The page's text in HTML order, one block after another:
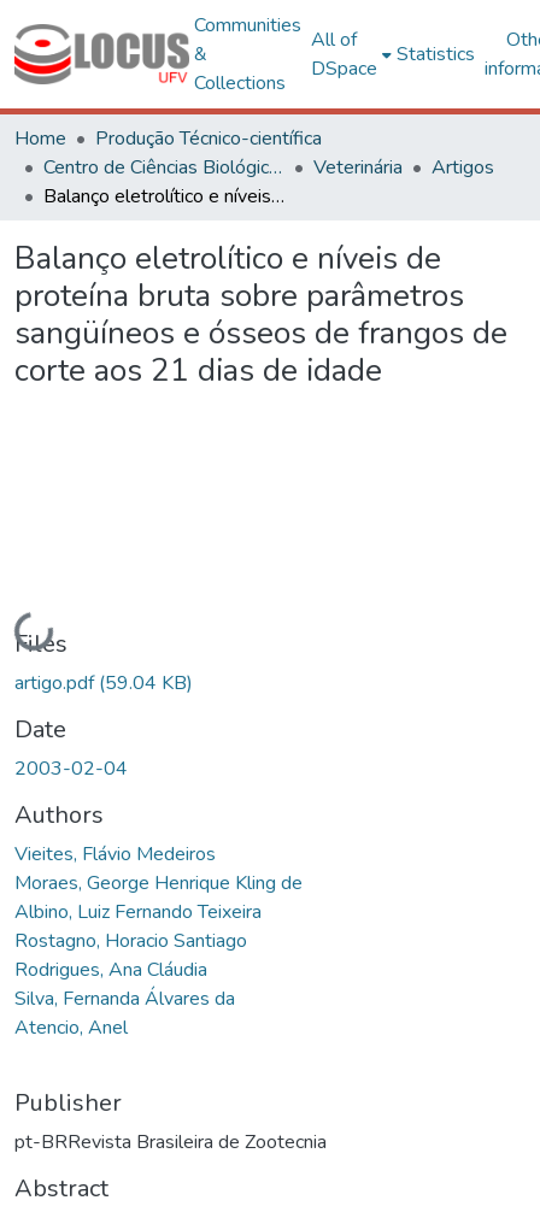
Communities
&
Collections
All of
DSpace
Statistics
Home
Produção Técnico-científica
Centro de Ciências Biológicas e da Saúde
Veterinária
Artigos
Balanço eletrolítico e níveis de proteína bruta sobre parâmetros sangüíneos e ósseos de frangos de corte aos 21 dias de idade
Balanço eletrolítico e níveis de
proteína bruta sobre parâmetros
sangüíneos e ósseos de frangos de
corte aos 21 dias de idade
Loading...
Files
artigo.pdf(59.04 KB)
Date
2003-02-04
Authors
Vieites, Flávio Medeiros
Moraes, George Henrique Kling de
Albino, Luiz Fernando Teixeira
Rostagno, Horacio Santiago
Rodrigues, Ana Cláudia
Silva, Fernanda Álvares da
Atencio, Anel
Publisher
pt-BRRevista Brasileira de Zootecnia
Abstract